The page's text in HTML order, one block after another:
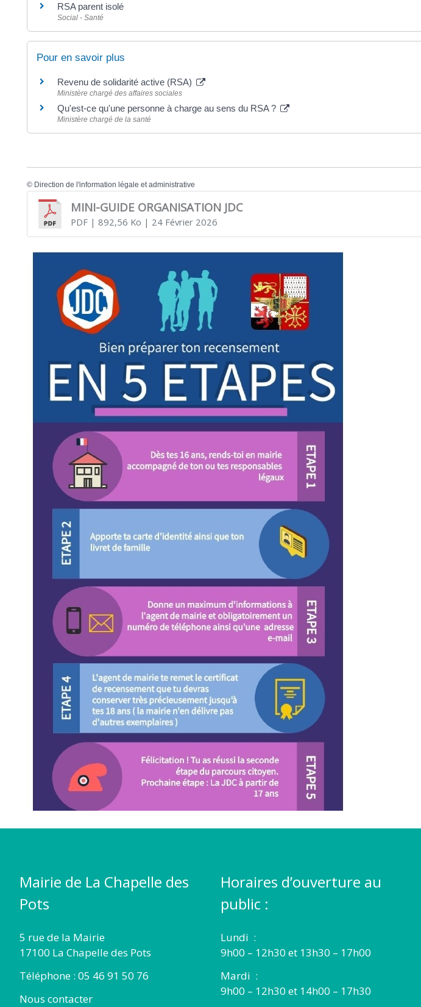
RSA parent isolé
Social - Santé
Pour en savoir plus
Revenu de solidarité active (RSA)
Ministère chargé des affaires sociales
Qu'est-ce qu'une personne à charge au sens du RSA ?
Ministère chargé de la santé
© Direction de l'information légale et administrative
MINI-GUIDE ORGANISATION JDC
PDF| 892,56 Ko | 24 Février 2026
Mairie de La Chapelle des
Pots
5 rue de la Mairie
17100 La Chapelle des Pots
Téléphone : 05 46 91 50 76
Nous contacter
Horaires d’ouverture au
public :
Lundi :
9h00 – 12h30 et 13h30 – 17h00
Mardi :
9h00 – 12h30 et 14h00 – 17h30